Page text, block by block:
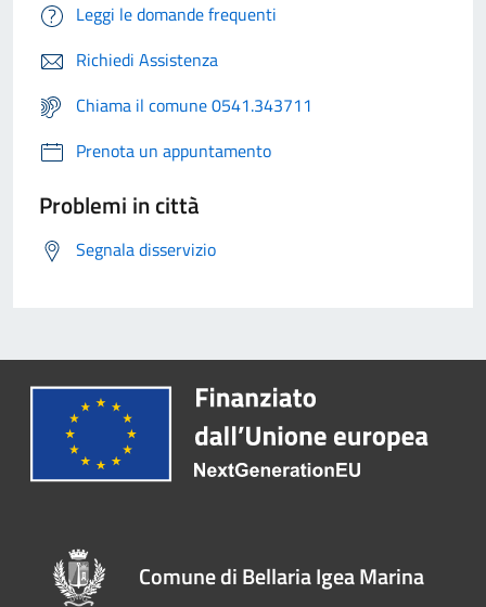
Leggi le domande frequenti
Richiedi Assistenza
Chiama il comune 0541.343711
Prenota un appuntamento
Problemi in città
Segnala disservizio
Comune di Bellaria Igea Marina